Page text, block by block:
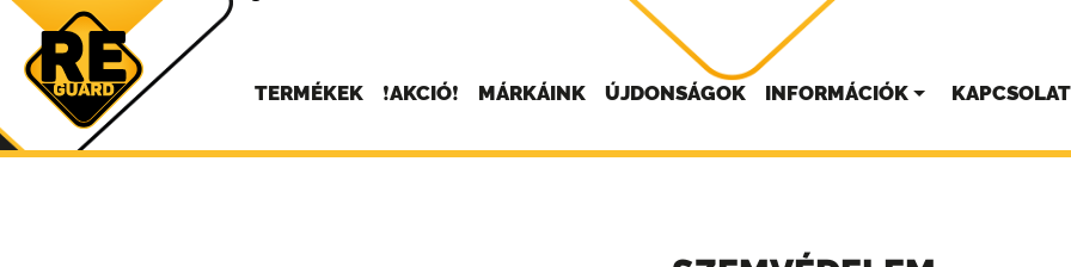
TERMÉKEK ❗AKCIÓ❗ MÁRKÁINK ÚJDONSÁGOK INFORMÁCIÓK KAPCSOLAT